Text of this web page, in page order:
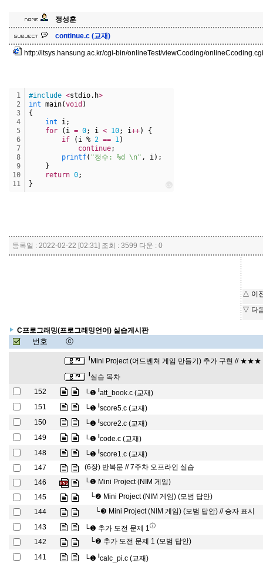
정성훈
continue.c (교재)
http://itsys.hansung.ac.kr/cgi-bin/onlineTest/viewCcoding/
1
2
3
4
5
6
7
8
9
10
11
#include <stdio.h>
int main(void )
{
int i;
for (i = 0; i < 10; i++) {
if (i % 2 == 1)
continue;
printf( "정수: %d \n" , i);
}
return 0;
}
등록일 : 2022-02-22 [02:31] 조회 : 3599 다운 : 0
△ 이
▽ 다
C프로그래밍(프로그래밍언어) 실습게시판
번호 ⓒ
l Mini Project (어드벤처 게임 만들기) 추가 구현 // ★★★
l실습 목차
152
└❶ latt_book.c (교재)
151
└❶ lscore5.c (교재)
150
└❶ lscore2.c (교재)
149
└❶ lcode.c (교재)
148
└❶ lscore1.c (교재)
147
(6장) 반복문 // 7주차 오프라인 실습
146
└❶ Mini Project (NIM 게임)
145
└❷ Mini Project (NIM 게임) (모범 답안)
144
└❸ Mini Project (NIM 게임) (모범 답안) // 승자 표시
143
└❶ 추가 도전 문제 1ⓘ
142 └❷ 추가 도전 문제 1 (모범 답안)
141
└❶ lcalc_pi.c (교재)